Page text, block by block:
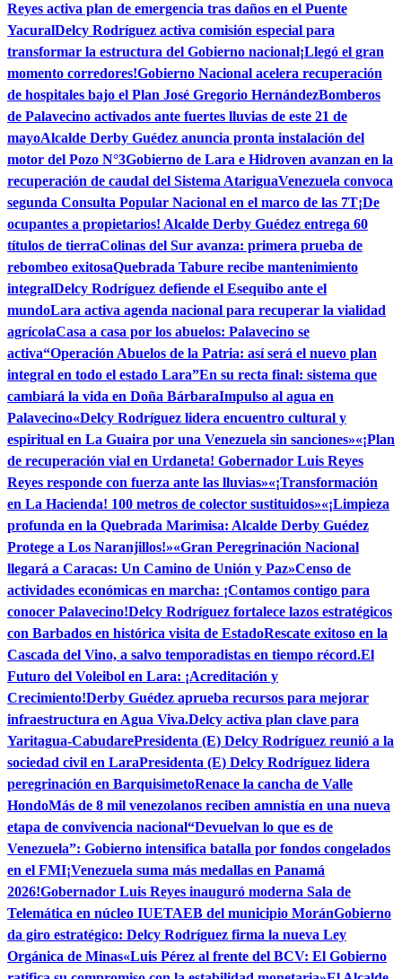
Reyes activa plan de emergencia tras daños en el Puente
YacuralDelcy Rodríguez activa comisión especial para
transformar la estructura del Gobierno nacional¡Llegó el gran
momento corredores!Gobierno Nacional acelera recuperación
de hospitales bajo el Plan José Gregorio HernándezBomberos
de Palavecino activados ante fuertes lluvias de este 21 de
mayoAlcalde Derby Guédez anuncia pronta instalación del
motor del Pozo N°3Gobierno de Lara e Hidroven avanzan en la
recuperación de caudal del Sistema AtariguaVenezuela convoca
segunda Consulta Popular Nacional en el marco de las 7T¡De
ocupantes a propietarios! Alcalde Derby Guédez entrega 60
títulos de tierraColinas del Sur avanza: primera prueba de
rebombeo exitosaQuebrada Tabure recibe mantenimiento
integralDelcy Rodríguez defiende el Esequibo ante el
mundoLara activa agenda nacional para recuperar la vialidad
agrícolaCasa a casa por los abuelos: Palavecino se
activa“Operación Abuelos de la Patria: así será el nuevo plan
integral en todo el estado Lara”En su recta final: sistema que
cambiará la vida en Doña BárbaraImpulso al agua en
Palavecino«Delcy Rodríguez lidera encuentro cultural y
espiritual en La Guaira por una Venezuela sin sanciones»«¡Plan
de recuperación vial en Urdaneta! Gobernador Luis Reyes
Reyes responde con fuerza ante las lluvias»«¡Transformación
en La Hacienda! 100 metros de colector sustituidos»«¡Limpieza
profunda en la Quebrada Marimisa: Alcalde Derby Guédez
Protege a Los Naranjillos!»«Gran Peregrinación Nacional
llegará a Caracas: Un Camino de Unión y Paz»Censo de
actividades económicas en marcha: ¡Contamos contigo para
conocer Palavecino!Delcy Rodríguez fortalece lazos estratégicos
con Barbados en histórica visita de EstadoRescate exitoso en la
Cascada del Vino, a salvo temporadistas en tiempo récord.El
Futuro del Voleibol en Lara: ¡Acreditación y
Crecimiento!Derby Guédez aprueba recursos para mejorar
infraestructura en Agua Viva.Delcy activa plan clave para
Yaritagua-CabudarePresidenta (E) Delcy Rodríguez reunió a la
sociedad civil en LaraPresidenta (E) Delcy Rodríguez lidera
peregrinación en BarquisimetoRenace la cancha de Valle
HondoMás de 8 mil venezolanos reciben amnistía en una nueva
etapa de convivencia nacional“Devuelvan lo que es de
Venezuela”: Gobierno intensifica batalla por fondos congelados
en el FMI¡Venezuela suma más medallas en Panamá
2026!Gobernador Luis Reyes inauguró moderna Sala de
Telemática en núcleo IUETAEB del municipio MoránGobierno
da giro estratégico: Delcy Rodríguez firma la nueva Ley
Orgánica de Minas«Luis Pérez al frente del BCV: El Gobierno